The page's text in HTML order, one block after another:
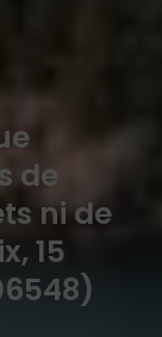
de
ni de
15